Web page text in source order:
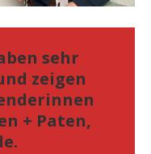
sehr
zeigen
+ Paten,